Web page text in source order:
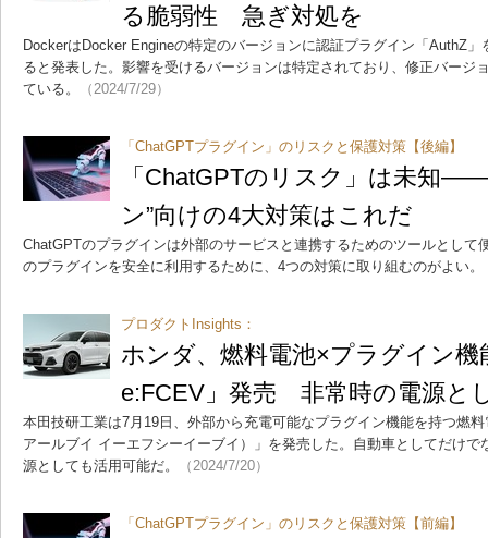
る脆弱性 急ぎ対処を
DockerはDocker Engineの特定のバージョンに認証プラグイン「AuthZ
ると発表した。影響を受けるバージョンは特定されており、修正バージ
ている。
（2024/7/29）
「ChatGPTプラグイン」のリスクと保護対策【後編】
「ChatGPTのリスク」は未知
ン”向けの4大対策はこれだ
ChatGPTのプラグインは外部のサービスと連携するためのツールとして
のプラグインを安全に利用するために、4つの対策に取り組むのがよい。
プロダクトInsights：
ホンダ、燃料電池×プラグイン機
e:FCEV」発売 非常時の電源と
本田技研工業は7月19日、外部から充電可能なプラグイン機能を持つ燃
アールブイ イーエフシーイーブイ）」を発売した。自動車としてだけ
源としても活用可能だ。
（2024/7/20）
「ChatGPTプラグイン」のリスクと保護対策【前編】